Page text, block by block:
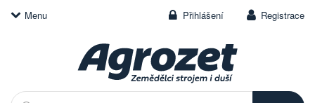
Menu Přihlášení Registrace
Hledat